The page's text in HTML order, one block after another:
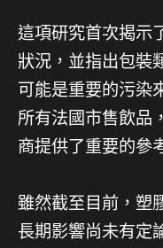
這項研究首次揭示
狀況，並指出包裝
可能是重要的污染
所有法國市售飲品
商提供了重要的參
雖然截至目前，塑
長期影響尚未有定